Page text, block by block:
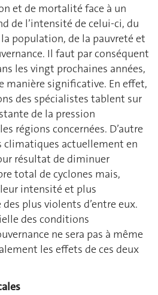
et de mortalité face à un
de l’intensité de celui-ci, du
population, de la pauvreté et
Il faut par conséquent
les vingt prochaines années,
manière significative. En effet,
des spécialistes tablent sur
de la pression
régions concernées. D’autre
climatiques actuellement en
résultat de diminuer
total de cyclones mais,
intensité et plus
plus violents d’entre eux.
des conditions
ne sera pas à même
les effets de ces deux